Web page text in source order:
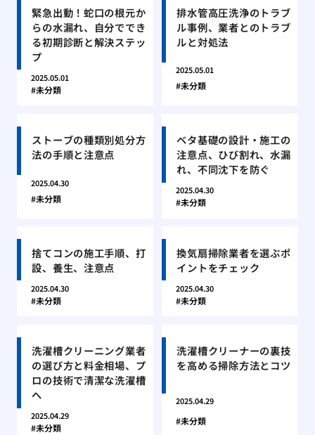
緊急出動！蛇口の根元か
らの水漏れ、自分ででき
る初期診断と解決ステッ
プ
2025.05.01
未分類
排水管高圧洗浄のトラブ
ル事例、業者とのトラブ
ルと対処法
2025.05.01
未分類
ストーブの種類別処分方
法の手順と注意点
2025.04.30
未分類
ベタ基礎の設計・施工の
注意点、ひび割れ、水漏
れ、不同沈下を防ぐ
2025.04.30
未分類
捨てコンの施工手順、打
設、養生、注意点
2025.04.30
未分類
換気扇掃除業者を選ぶポ
イントをチェック
2025.04.30
未分類
洗濯槽クリーニング業者
の選び方と料金相場、プ
ロの技術で清潔な洗濯槽
へ
2025.04.29
未分類
洗濯槽クリーナーの裏技
を高める掃除方法とコツ
2025.04.29
未分類